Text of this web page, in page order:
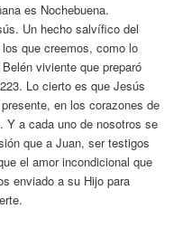
es Nochebuena.
Un hecho salvífico del
que creemos, como lo
viviente que preparó
Lo cierto es que Jesús
en los corazones de
Y a cada uno de nosotros se
que a Juan, ser testigos
el amor incondicional que
enviado a su Hijo para